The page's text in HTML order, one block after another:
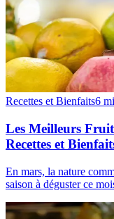
Recettes et Bienfaits6
Les Meilleurs
Recettes et
En mars, la nature
saison à déguster ce